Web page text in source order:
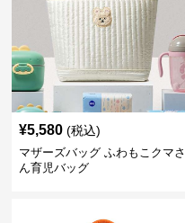
¥5,580 (税込)
マザーズバッグ ふわもこクマさ
ん育児バッグ